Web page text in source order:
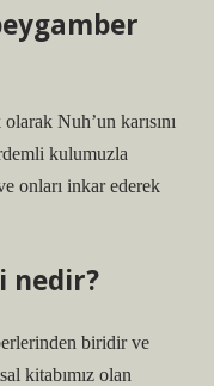
Nuh’un karısını
kulumuzla
onları inkar ederek
nedir?
biridir ve
kitabımız olan